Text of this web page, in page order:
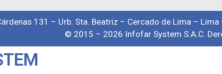
131 – Urb. Sta. Beatriz – Cercado de Lima –
© 2015 – 2026 Infofar System S.A.C.